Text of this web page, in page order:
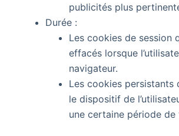
publicités plus
Durée :
Les cookies de session
effacés lorsque
navigateur.
Les cookies persistants
le dispositif de
une certaine période de